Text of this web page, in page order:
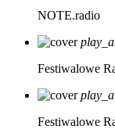
NOTE.radio
Festiwalowe
Festiwalowe